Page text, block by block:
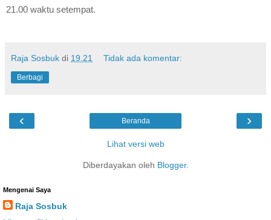
21.00 waktu setempat.
Raja Sosbuk di 19.21 Tidak ada komentar:
Berbagi
‹ ›
Beranda
Lihat versi web
Diberdayakan oleh Blogger.
Mengenai Saya
Raja Sosbuk